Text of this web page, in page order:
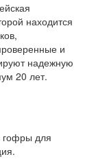
находится
и
надежную
20 лет.
гофры для